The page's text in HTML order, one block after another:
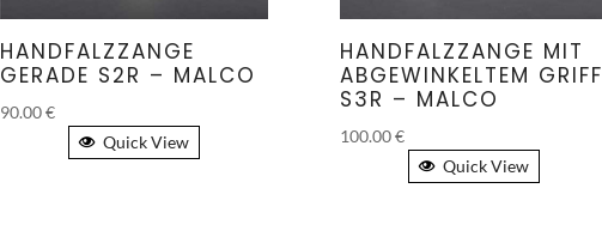
HANDFALZZANGE
GERADE S2R – MALCO
90.00€
Quick View
HANDFALZZANGE MIT
ABGEWINKELTEM GRIFF
S3R – MALCO
100.00€
Quick View